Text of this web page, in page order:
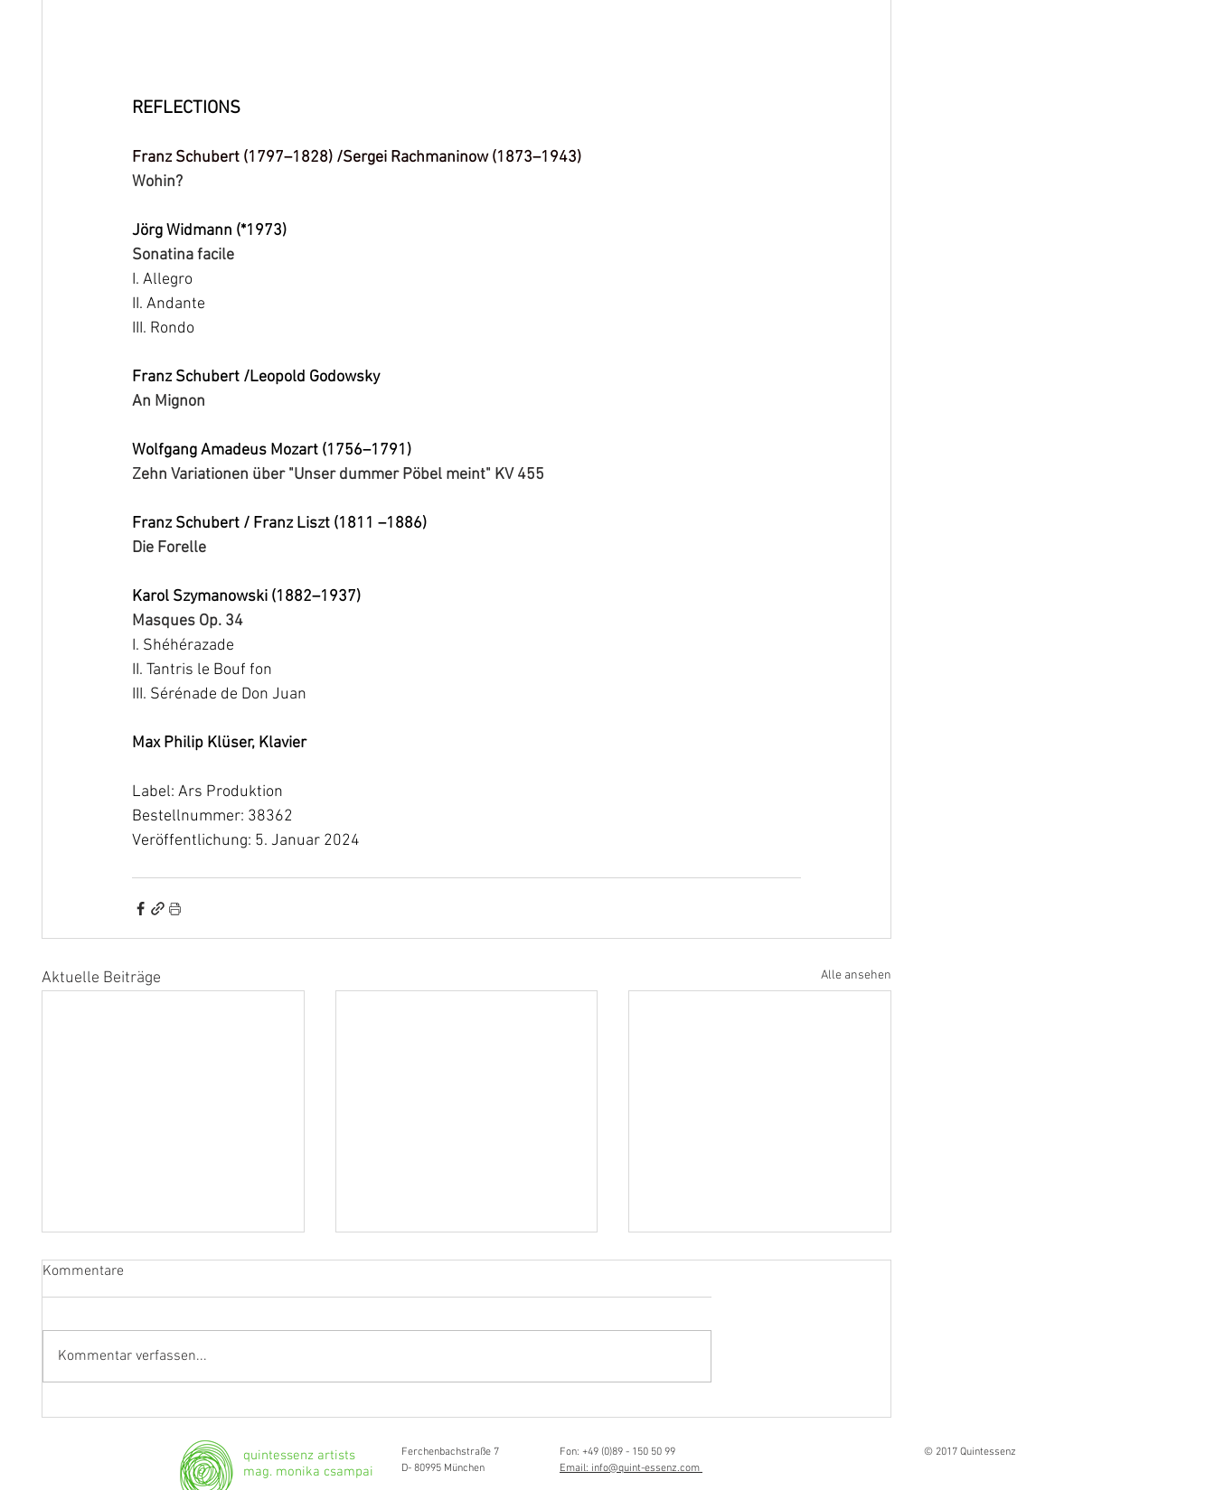
REFLECTIONS
Franz Schubert (1797–1828) /Sergei Rachmaninow (1873–1943)
Wohin?
Jörg Widmann (*1973)
Sonatina facile
I. Allegro
II. Andante
III. Rondo
Franz Schubert /Leopold Godowsky
An Mignon
Wolfgang Amadeus Mozart (1756–1791)
Zehn Variationen über "Unser dummer Pöbel meint" KV 455
Franz Schubert / Franz Liszt (1811 –1886)
Die Forelle
Karol Szymanowski (1882–1937)
Masques Op. 34
I. Shéhérazade
II. Tantris le Bouf fon
III. Sérénade de Don Juan
Max Philip Klüser, Klavier
Label: Ars Produktion
Bestellnummer: 38362
Veröffentlichung: 5. Januar 2024
Aktuelle Beiträge Alle ansehen
musikalische Grenzgängerin
Kommentare
Kommentar verfassen...
quintessenz artists
mag. monika csampai
Ferchenbachstraße 7
D- 80995 München
Fon: +49 (0)89 - 150 50 99
Email: info@quint-essenz.com
© 2017 Quintessenz